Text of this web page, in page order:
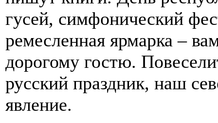
гусей, симфонический
ремесленная ярмарка –
дорогому гостю.
русский праздник, наш
явление.